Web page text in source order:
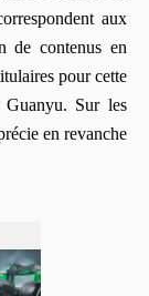
aux
de contenus en
pour cette
Sur les
en revanche